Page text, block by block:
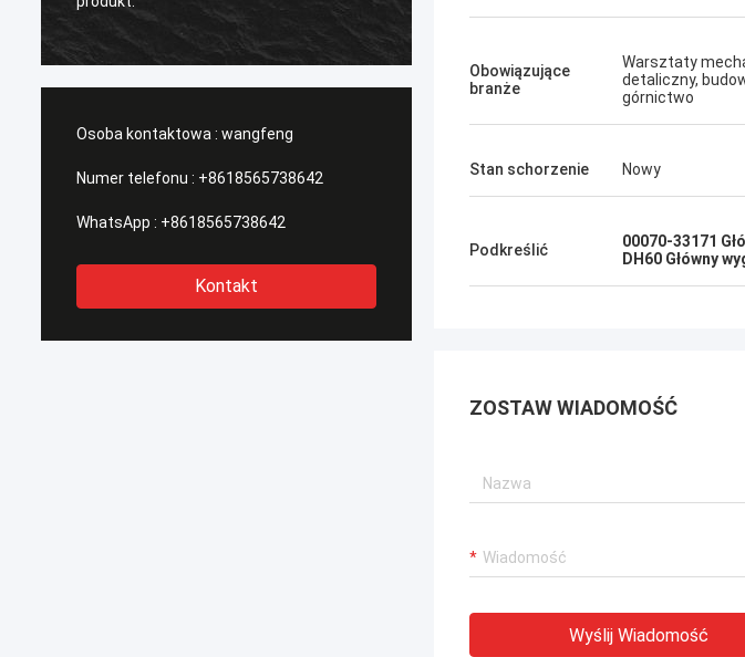
Osoba kontaktowa : wangfeng
Numer telefonu : +8618565738642
WhatsApp : +8618565738642
Kontakt
Obowiązujące
branże
Warsztaty
detaliczny,
górnictwo
Stan schorzenie Nowy
Podkreślić 00070-33171
DH60 Główny
ZOSTAW WIADOMOŚĆ
Wyślij Wiadomość